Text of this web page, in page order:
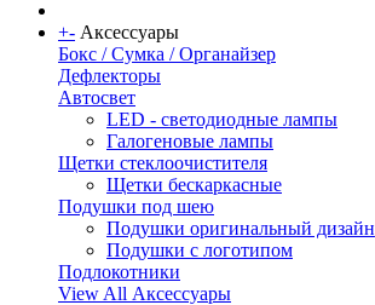
+- Аксессуары
Бокс / Сумка / Органайзер
Дефлекторы
Автосвет
LED - светодиодные лампы
Галогеновые лампы
Щетки стеклоочистителя
Щетки бескаркасные
Подушки под шею
Подушки оригинальный дизайн
Подушки с логотипом
Подлокотники
View All Аксессуары